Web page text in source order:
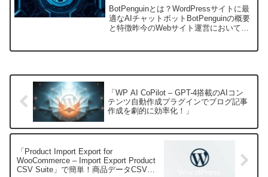
サイトの顧客対応と集客を劇的改
善！
BotPenguinとは？WordPressサイトに最
適なAIチャットボットBotPenguinの概要
と特徴昨今のWebサイト運営において、
「WP AI CoPilot – GPT-4搭載のAIコン
テンツ自動作成プラグインでブログ記事
作成を劇的に効率化！」
「Product Import Export for
WooCommerce – Import Export Product
CSV Suite」で簡単！商品データCSV一